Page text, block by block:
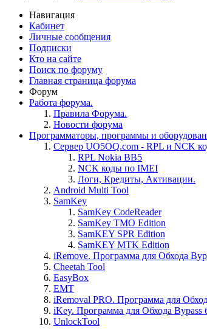
Навигация
Кабинет
Личные сообщения
Подписки
Кто на сайте
Поиск по форуму
Главная страница форума
Форум
Работа форума.
Правила Форума.
Новости форума
Программаторы, программы и
Сервер UO5OQ.com - RPL и NCK
RPL Nokia BB5
NCK коды по IMEI
Логи, Кредиты, Активации.
Android Multi Tool
SamKey
SamKey CodeReader
SamKey TMO Edition
SamKEY SPR Edition
SamKEY MTK Edition
iRemove. Программа для Обхода
Cheetah Tool
EasyBox
EMT
iRemoval PRO. Программа для
iKey. Программа для Обхода Bypass
UnlockTool